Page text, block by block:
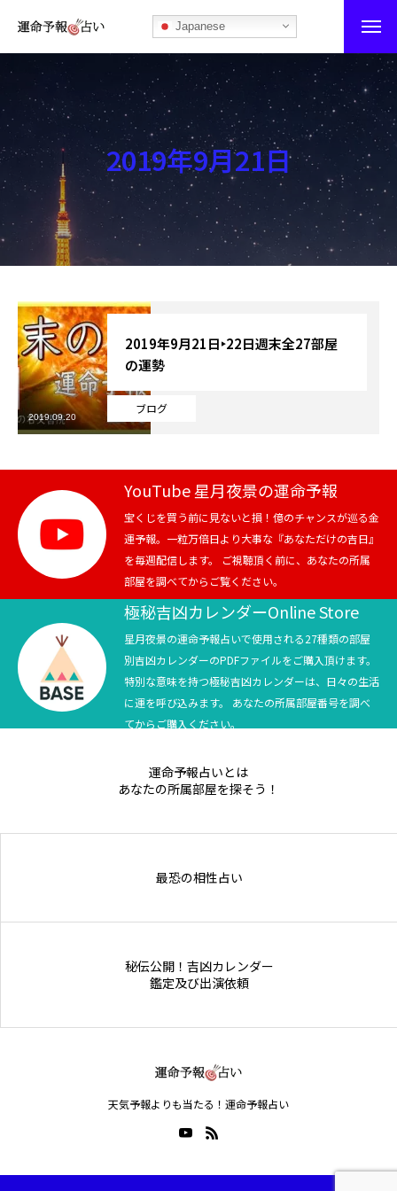
Japanese
運命予報占い
運命予報占いとは
あなたの所属部屋を探そう！
最恐の相性占い
秘伝公開！吉凶カレンダー
記事カテゴリー
ブログ
お知らせ
芸能界
テニス
スポーツ
競馬
テニス四大大会・五輪
テニス四大大会・五輪
2019年9月21日
ブログ
2019年9月21日‣22日週末全27部屋
の運勢
2019.09.20
YouTube 星月夜景の運命予報
宝くじを買う前に見ないと損！億のチャンスが巡る金
運予報。一粒万倍日より大事な『あなただけの吉日』
を毎週配信します。 ご視聴頂く前に、あなたの所属
部屋を調べてからご覧ください。
極秘吉凶カレンダーOnline Store
星月夜景の運命予報占いで使用される27種類の部屋
別吉凶カレンダーのPDFファイルをご購入頂けます。
特別な意味を持つ極秘吉凶カレンダーは、日々の生活
に運を呼び込みます。 あなたの所属部屋番号を調べ
てからご購入ください。
運命予報占いとは
あなたの所属部屋を探そう！
最恐の相性占い
秘伝公開！吉凶カレンダー
鑑定及び出演依頼
天気予報よりも当たる！運命予報占い